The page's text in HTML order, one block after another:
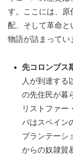
す。ここには、原
配、そして革命
物語が詰まってい
先コロンブス
人が到達する
の先住民が暮
リストファー
バはスペイン
プランテーシ
からの奴隷貿